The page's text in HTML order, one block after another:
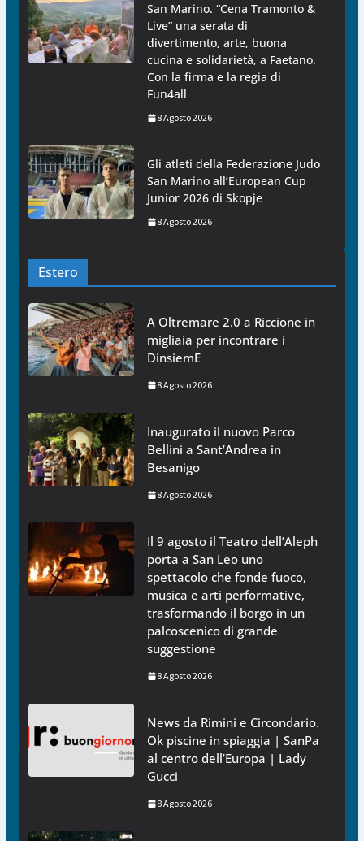
San Marino. “Cena Tramonto &
Live” una serata di
divertimento, arte, buona
cucina e solidarietà, a Faetano.
Con la firma e la regia di
Fun4all
8 Agosto 2026
Gli atleti della Federazione Judo
San Marino all’European Cup
Junior 2026 di Skopje
8 Agosto 2026
Estero
A Oltremare 2.0 a Riccione in
migliaia per incontrare i
DinsiemE
8 Agosto 2026
Inaugurato il nuovo Parco
Bellini a Sant’Andrea in
Besanigo
8 Agosto 2026
Il 9 agosto il Teatro dell’Aleph
porta a San Leo uno
spettacolo che fonde fuoco,
musica e arti performative,
trasformando il borgo in un
palcoscenico di grande
suggestione
8 Agosto 2026
News da Rimini e Circondario.
Ok piscine in spiaggia | SanPa
al centro dell’Europa | Lady
Gucci
8 Agosto 2026